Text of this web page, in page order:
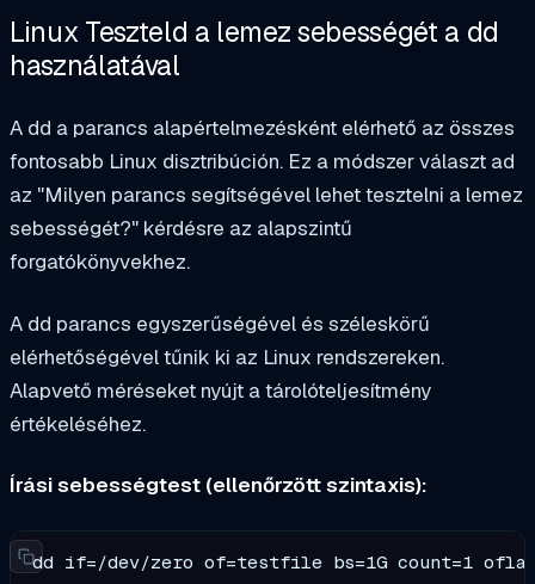
Linux Teszteld a lemez sebességét a dd
használatával
A dd a parancs alapértelmezésként elérhető az összes
fontosabb Linux disztribúción. Ez a módszer választ ad
az "Milyen parancs segítségével lehet tesztelni a lemez
sebességét?" kérdésre az alapszintű
forgatókönyvekhez.
A dd parancs egyszerűségével és széleskörű
elérhetőségével tűnik ki az Linux rendszereken.
Alapvető méréseket nyújt a tárolóteljesítmény
értékeléséhez.
Írási sebességtest (ellenőrzött szintaxis):
dd if=/dev/zero of=testfile bs=1G count=1